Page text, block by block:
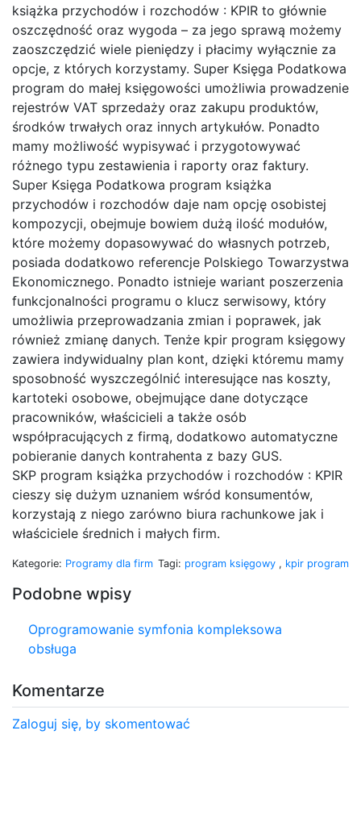
książka przychodów i rozchodów : KPIR to głównie
oszczędność oraz wygoda – za jego sprawą możemy
zaoszczędzić wiele pieniędzy i płacimy wyłącznie za
opcje, z których korzystamy. Super Księga Podatkowa
program do małej księgowości umożliwia prowadzenie
rejestrów VAT sprzedaży oraz zakupu produktów,
środków trwałych oraz innych artykułów. Ponadto
mamy możliwość wypisywać i przygotowywać
różnego typu zestawienia i raporty oraz faktury.
Super Księga Podatkowa program książka
przychodów i rozchodów daje nam opcję osobistej
kompozycji, obejmuje bowiem dużą ilość modułów,
które możemy dopasowywać do własnych potrzeb,
posiada dodatkowo referencje Polskiego Towarzystwa
Ekonomicznego. Ponadto istnieje wariant poszerzenia
funkcjonalności programu o klucz serwisowy, który
umożliwia przeprowadzania zmian i poprawek, jak
również zmianę danych. Tenże kpir program księgowy
zawiera indywidualny plan kont, dzięki któremu mamy
sposobność wyszczególnić interesujące nas koszty,
kartoteki osobowe, obejmujące dane dotyczące
pracowników, właścicieli a także osób
współpracujących z firmą, dodatkowo automatyczne
pobieranie danych kontrahenta z bazy GUS.
SKP program książka przychodów i rozchodów : KPIR
cieszy się dużym uznaniem wśród konsumentów,
korzystają z niego zarówno biura rachunkowe jak i
właściciele średnich i małych firm.
Kategorie: Programy dla firm Tagi: program księgowy , kpir program
Podobne wpisy
Oprogramowanie symfonia kompleksowa
obsługa
Komentarze
Zaloguj się, by skomentować